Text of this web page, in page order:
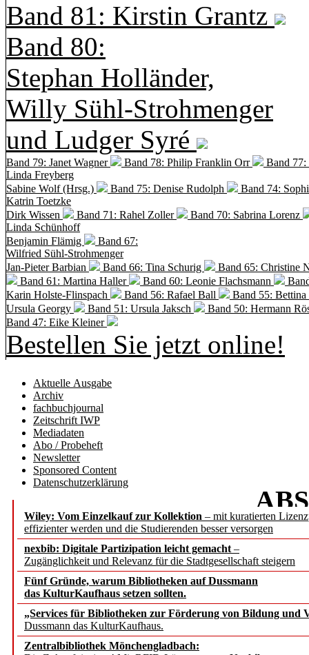
Band 81: Kirstin Grantz
Band 80:
Stephan Holländer,
Willy Sühl-Strohmenger
und Ludger Syré
Band 79: Janet Wagner Band 78: Philip Franklin Orr
Band
Linda Freyberg
Sabine Wolf (Hrsg.)
Band 75: Denise Rudolph
Band 74:
Katrin Toetzke
Dirk Wissen
Band 71: Rahel Zoller
Band 70: Sabrina Lorenz
Linda Schünhoff
Benjamin Flämig
Band 67:
Wilfried Sühl-Strohmenger
Jan-Pieter Barbian
Band 66: Tina Schurig
Band 65: Christine
Band 61: Martina Haller
Band 60: Leonie Flachsmann
Karin Holste-Flinspach
Band 56: Rafael Ball
Band 55:
Ursula Georgy
Band 51: Ursula Jaksch Band 50: Hermann
Band 47: Eike Kleiner
Bestellen Sie jetzt online!
Aktuelle Ausgabe
Archiv
fachbuchjournal
Zeitschrift IWP
Mediadaten
Abo / Probeheft
Newsletter
Sponsored Content
Datenschutzerklärung
Wiley: Vom Einzelkauf zur Kollektion – mit kuratierten
effizienter werden und die Studierenden besser versorgen
nexbib: Digitale Partizipation leicht gemacht –
Zugänglichkeit und Relevanz für die Stadtgesellschaft steigern
Fünf Gründe, warum Bibliotheken auf Dussmann
das KulturKaufhaus setzen sollten.
„Services für Bibliotheken zur Förderung von Bildung und
Dussmann das KulturKaufhaus.
Zentralbibliothek Mönchengladbach:
b.i.t.
Text und Data
und Bibliotheken –